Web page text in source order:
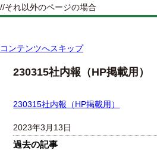
//それ以外のページの場合
コンテンツへスキップ
230315社内報（HP掲載用）
230315社内報（HP掲載用）
2023年3月13日
過去の記事